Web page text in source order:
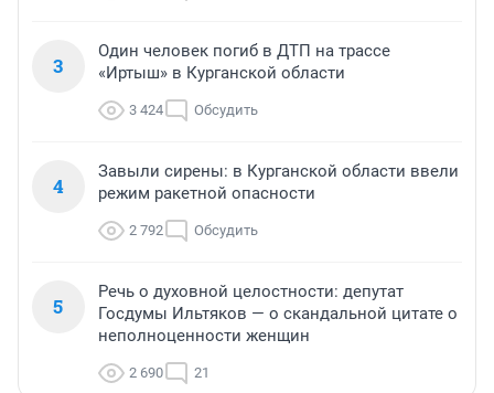
3
Один человек погиб в ДТП на трассе
«Иртыш» в Курганской области
3 424 Обсудить
4
Завыли сирены: в Курганской области ввели
режим ракетной опасности
2 792 Обсудить
5
Речь о духовной целостности: депутат
Госдумы Ильтяков — о скандальной цитате о
неполноценности женщин
2 690 21